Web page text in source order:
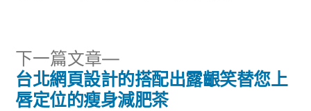
文
下一篇文章
下
一
篇
台北網頁設計的搭配出露齦笑替您上
唇定位的瘦身減肥茶